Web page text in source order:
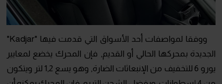
ووفقا لمواصفات أحد الأسواق التي قدمت فيها "Kadjar"
الجديدة بمحركها الحالي أو القديم, فإن المحرك يخضع لمعايير
يورو 6 للتخفيف من الإنبعاثات الضارة, وهو يسع 1,2 لتر ويتكون